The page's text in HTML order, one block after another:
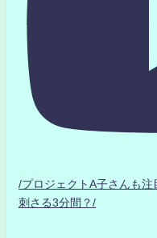
/プロジェクトA子さんも
刺さる3分間？/